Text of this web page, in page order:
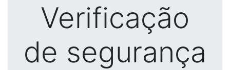
Verificação
de segurança